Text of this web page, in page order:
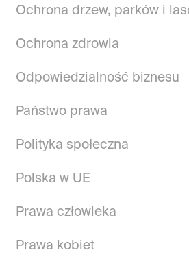
Ochrona drzew, parków i
Ochrona zdrowia
Odpowiedzialność biznesu
Państwo prawa
Polityka społeczna
Polska w UE
Prawa człowieka
Prawa kobiet